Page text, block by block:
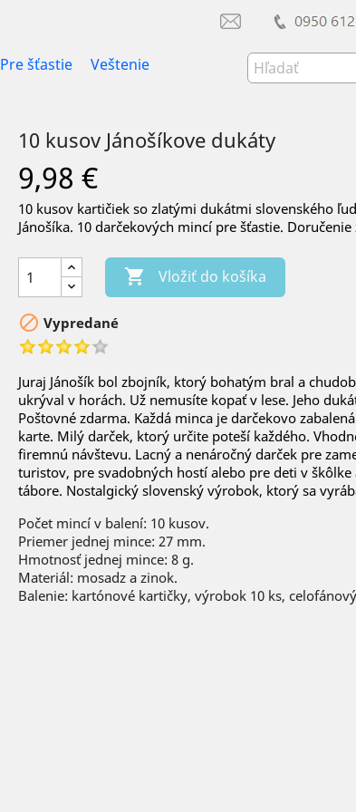
Pre šťastie Veštenie
10 kusov Jánošíkove dukáty
9,98 €
10 kusov kartičiek so zlatými dukátmi slovenského
Jánošíka. 10 darčekových mincí pre šťastie. Doručenie
 Vložiť do košíka
 Vypredané
Juraj Jánošík bol zbojník, ktorý bohatým bral a
ukrýval v horách. Už nemusíte kopať v lese. Jeho
Poštovné zdarma. Každá minca je darčekovo
karte. Milý darček, ktorý určite poteší každého.
firemnú návštevu. Lacný a nenáročný darček pre
turistov, pre svadobných hostí alebo pre deti v
tábore. Nostalgický slovenský výrobok, ktorý sa
Počet mincí v balení: 10 kusov.
Priemer jednej mince: 27 mm.
Hmotnosť jednej mince: 8 g.
Materiál: mosadz a zinok.
Balenie: kartónové kartičky, výrobok 10 ks,